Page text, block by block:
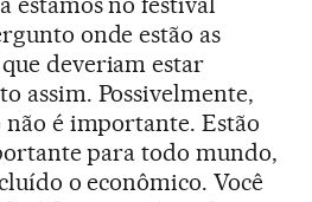
onde estão as
deveriam estar
assim. Possivelmente,
é importante. Estão
para todo mundo,
o econômico. Você